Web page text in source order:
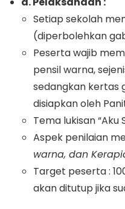
Setiap sekolah
(diperbolehkan
Peserta wajib
pensil warna,
sedangkan kertas
disiapkan oleh
Tema lukisan “Aku
Aspek penilaian
warna, dan
Target peserta :
akan ditutup jika